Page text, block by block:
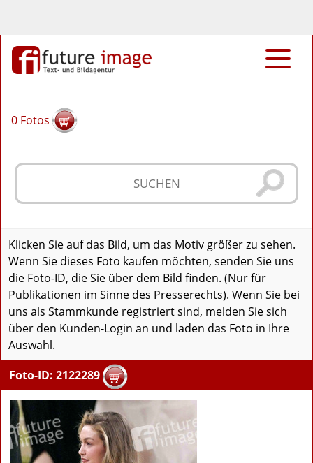
0 Fotos
Klicken Sie auf das Bild, um das Motiv größer zu sehen.
Wenn Sie dieses Foto kaufen möchten, senden Sie uns
die Foto-ID, die Sie über dem Bild finden. (Nur für
Publikationen im Sinne des Presserechts). Wenn Sie bei
uns als Stammkunde registriert sind, melden Sie sich
über den Kunden-Login an und laden das Foto in Ihre
Auswahl.
Foto-ID: 2122289